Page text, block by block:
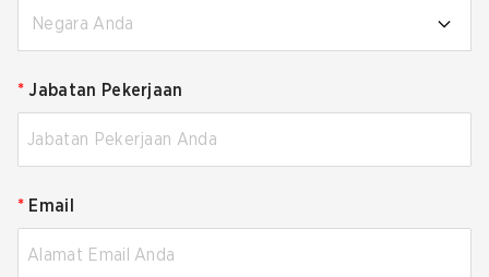
Negara Anda
* Jabatan Pekerjaan
* Email